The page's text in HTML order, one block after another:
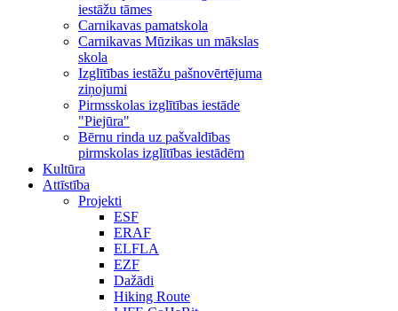
iestāžu tāmes
Carnikavas pamatskola
Carnikavas Mūzikas un mākslas
skola
Izglītības iestāžu pašnovērtējuma
ziņojumi
Pirmsskolas izglītības iestāde
"Piejūra"
Bērnu rinda uz pašvaldības
pirmskolas izglītības iestādēm
Kultūra
Attīstība
Projekti
ESF
ERAF
ELFLA
EZF
Dažādi
Hiking Route